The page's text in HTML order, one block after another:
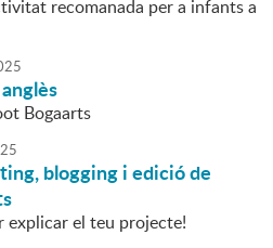
recomanada per a infants a
Bogaarts
blogging i edició de
explicar el teu projecte!